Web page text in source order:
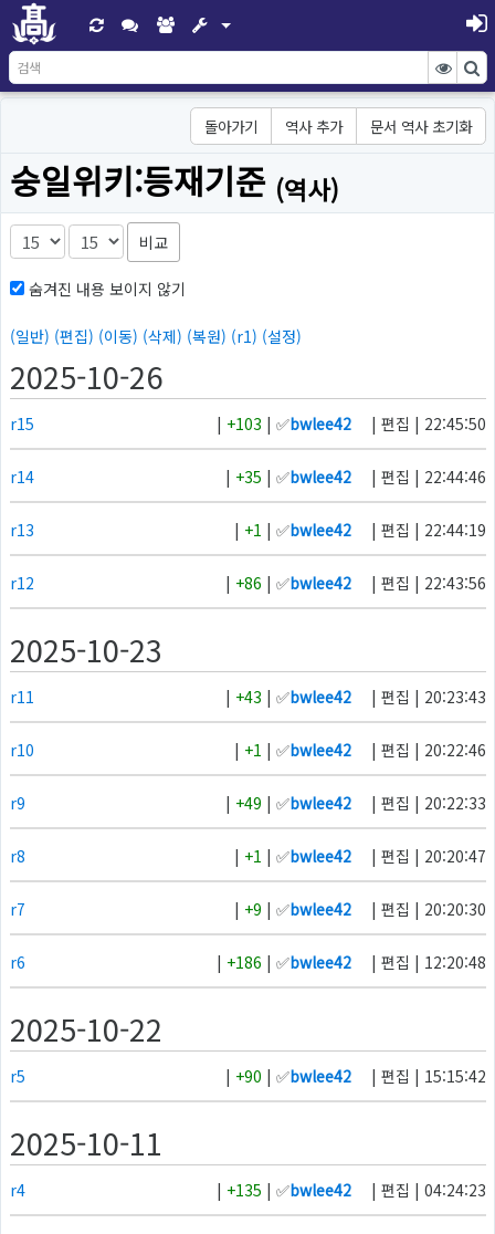
돌아가기 역사 추가 문서 역사 초기화
숭일위키:등재기준 (역사)
비교
숨겨진 내용 보이지 않기
(일반) (편집) (이동) (삭제) (복원) (r1) (설정)
2025-10-26
r15 | +103 | ✅bwlee42 | 편집 | 22:45:50
r14 | +35 | ✅bwlee42 | 편집 | 22:44:46
r13 | +1 | ✅bwlee42 | 편집 | 22:44:19
r12 | +86 | ✅bwlee42 | 편집 | 22:43:56
2025-10-23
r11 | +43 | ✅bwlee42 | 편집 | 20:23:43
r10 | +1 | ✅bwlee42 | 편집 | 20:22:46
r9 | +49 | ✅bwlee42 | 편집 | 20:22:33
r8 | +1 | ✅bwlee42 | 편집 | 20:20:47
r7 | +9 | ✅bwlee42 | 편집 | 20:20:30
r6 | +186 | ✅bwlee42 | 편집 | 12:20:48
2025-10-22
r5 | +90 | ✅bwlee42 | 편집 | 15:15:42
2025-10-11
r4 | +135 | ✅bwlee42 | 편집 | 04:24:23